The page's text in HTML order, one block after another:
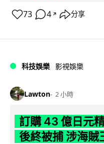
73 4 ↗ 分享
科技娛樂 影視娛樂
Lawton 2 小時
訂購 43 億日元
後終被捕 涉海賊